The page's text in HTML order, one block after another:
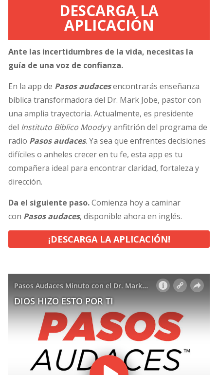
DESCARGA LA
APLICACIÓN
Ante las incertidumbres de la vida, necesitas la
guía de una voz de confianza.
En la app de Pasos audacesencontrarás enseñanza
bíblica transformadora del Dr. Mark Jobe, pastor con
una amplia trayectoria. Actualmente, es presidente
del Instituto Bíblico Moodyy anfitrión del programa de
radio Pasos audaces. Ya sea que enfrentes decisiones
difíciles o anheles crecer en tu fe, esta app es tu
compañera ideal para encontrar claridad, fortaleza y
dirección.
Da el siguiente paso.Comienza hoy a caminar
con Pasos audaces, disponible ahora en inglés.
¡DESCARGA LA APLICACIÓN!